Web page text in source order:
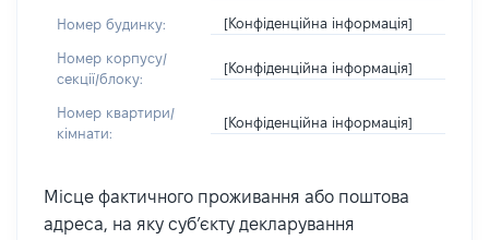
Номер будинку: [Конфіденційна інформація]
Номер корпусу/
секції/блоку:
[Конфіденційна інформація]
Номер квартири/
кімнати:
[Конфіденційна інформація]
Місце фактичного проживання або поштова
адреса, на яку суб’єкту декларування